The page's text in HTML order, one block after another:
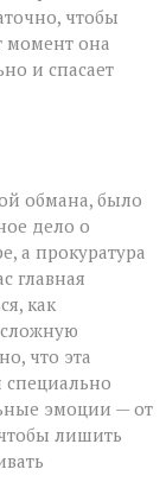
чтобы
момент она
и спасает
обмана, было
дело о
а прокуратура
главная
как
сложную
что эта
эмоции — от
лишить